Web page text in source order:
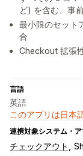
ど) を含む、事
最小限のセット
合
Checkout 拡張
言語
英語
このアプリは日本
連携対象システム・ア
チェックアウト